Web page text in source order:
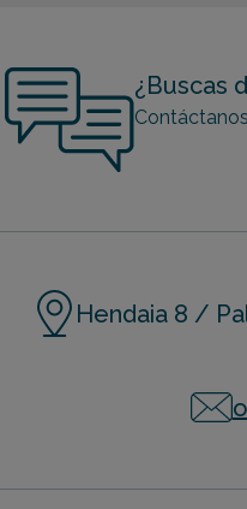
¿Buscas
Hendaia 8 /